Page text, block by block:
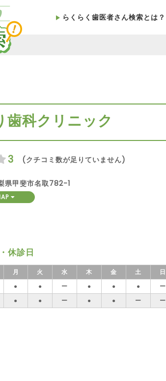
らくらく歯医者さん検索とは？
歯科クリニック
3 (クチコミ数が足りていません)
県甲斐市名取782-1
休診日
月 火 水 木 金 土
日
● ● ー ● ● ●
ー
● ● ー ● ● ー ー